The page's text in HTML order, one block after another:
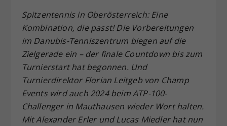
Spitzentennis in Oberösterreich: Eine
Kombination, die passt! Die Vorbereitungen
im Danubis-Tenniszentrum biegen auf die
Zielgerade ein – der finale Countdown bis zum
Turnierstart hat begonnen. Und
Turnierdirektor Florian Leitgeb von Champ
Events wird auch 2024 beim ATP-100-
Challenger in Mauthausen wieder Wort halten.
Mit Alexander Erler und Lucas Miedler hat nun
Zweck
Dieser Wert speichert Ihre Consent-
Einstellungen. Unter anderem eine
zufällig generierte ID, für die
historische Speicherung Ihrer
vorgenommen Einstellungen, falls der
Webseiten-Betreiber dies eingestellt
hat.